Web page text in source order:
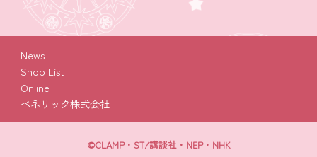
News
Shop List
Online
ベネリック株式会社
©CLAMP・ST/講談社・NEP・NHK